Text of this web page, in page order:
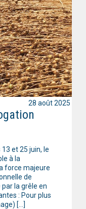
et 25 juin, le
à la
force majeure
de
la grêle en
: Pour plus
[…]
28 août 2025